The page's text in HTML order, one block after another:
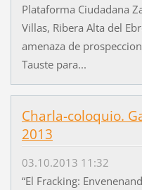
Plataforma Ciudadana
Villas, Ribera Alta del
amenaza de
Tauste para...
Charla-coloquio.
2013
03.10.2013 11:32
“El Fracking: